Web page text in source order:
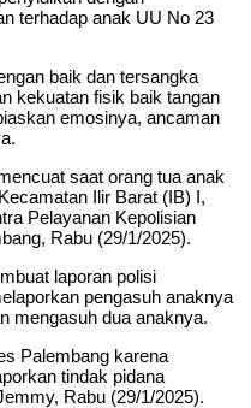
terhadap anak UU No 23
baik dan tersangka
kekuatan fisik baik tangan
emosinya, ancaman
saat orang tua anak
Ilir Barat (IB) I,
Pelayanan Kepolisian
Rabu (29/1/2025).
laporan polisi
pengasuh anaknya
mengasuh dua anaknya.
Palembang karena
tindak pidana
Rabu (29/1/2025).